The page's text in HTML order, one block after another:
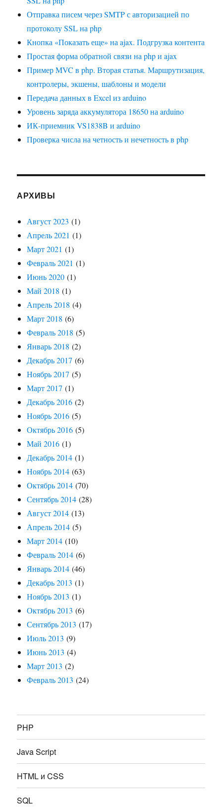
Отправка писем через SMTP с авторизацией по
протоколу SSL на php
Кнопка «Показать еще» на ajax. Подгрузка контента
Простая форма обратной связи на php и ajax
Пример MVC в php. Вторая статья. Маршрутизация,
контролеры, экшены, шаблоны и модели
Передача данных в Excel из arduino
Уровень заряда аккумулятора 18650 на arduino
ИК-приемник VS1838B и arduino
Проверка числа на четность и нечетность в php
АРХИВЫ
Август 2023 (1)
Апрель 2021 (1)
Март 2021 (1)
Февраль 2021 (1)
Июнь 2020 (1)
Май 2018 (1)
Апрель 2018 (4)
Март 2018 (6)
Февраль 2018 (5)
Январь 2018 (2)
Декабрь 2017 (6)
Ноябрь 2017 (5)
Март 2017 (1)
Декабрь 2016 (2)
Ноябрь 2016 (5)
Октябрь 2016 (5)
Май 2016 (1)
Декабрь 2014 (1)
Ноябрь 2014 (63)
Октябрь 2014 (70)
Сентябрь 2014 (28)
Август 2014 (13)
Апрель 2014 (5)
Март 2014 (10)
Февраль 2014 (6)
Январь 2014 (46)
Декабрь 2013 (1)
Ноябрь 2013 (1)
Октябрь 2013 (6)
Сентябрь 2013 (17)
Июль 2013 (9)
Июнь 2013 (4)
Март 2013 (2)
Февраль 2013 (24)
PHP
Java Script
HTML и CSS
SQL